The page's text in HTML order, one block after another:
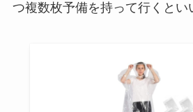
つ複数枚予備を持って行くとい